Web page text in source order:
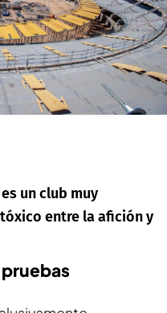
un club muy
entre la afición y